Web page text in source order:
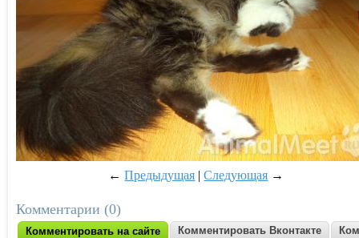
←Предыдущая |Следующая →
Комментарии (0)
Комментировать на сайте Комментировать Вконтакте